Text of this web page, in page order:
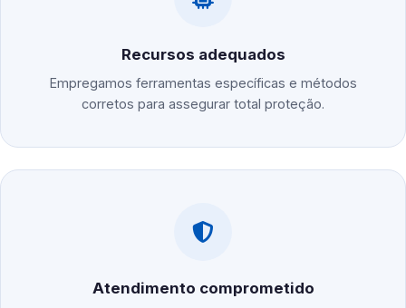
Recursos adequados
Empregamos ferramentas específicas e métodos
corretos para assegurar total proteção.
Atendimento comprometido